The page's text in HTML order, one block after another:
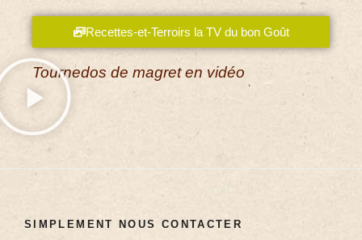
Recettes-et-Terroirs la TV du bon Goût
Tournedos de magret en vidéo
SIMPLEMENT NOUS CONTACTER